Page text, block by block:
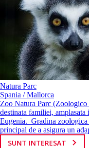
Natura Parc
Spania / Mallorca
Zoo Natura Parc (Zoologico
destinata familiei,
Eugenia. Gradina
principal de a asigura un
SUNT INTERESAT